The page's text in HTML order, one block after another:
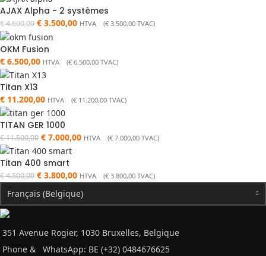
AJAX Alpha - 2 systèmes
€4.600,00 € 3.500,00 HTVA (€ 3.500,00 TVAC)
OKM Fusion
€ 6.500,00 HTVA (€ 6.500,00 TVAC)
Titan X13
€ 11.200,00 HTVA (€ 11.200,00 TVAC)
TITAN GER 1000
€11.500,00 € 7.000,00 HTVA (€ 7.000,00 TVAC)
Titan 400 smart
€4.500,00 € 3.800,00 HTVA (€ 3.800,00 TVAC)
Français (Belgique)
351 Avenue Rogier, 1030 Bruxelles, Belgique
Phone &
WhatsApp: BE (+32) 0484676625